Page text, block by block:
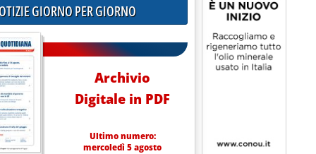
GIORNO PER GIORNO
Archivio
Digitale in PDF
Ultimo numero:
mercoledì 5 agosto